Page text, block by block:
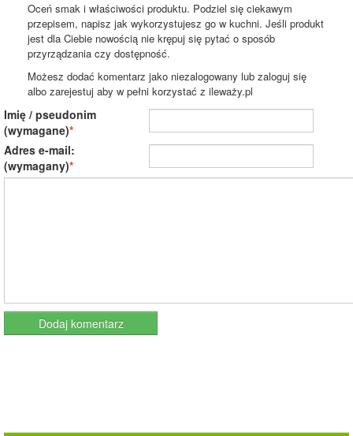
Oceń smak i właściwości produktu. Podziel się ciekawym
przepisem, napisz jak wykorzystujesz go w kuchni. Jeśli produkt
jest dla Ciebie nowością nie krępuj się pytać o sposób
przyrządzania czy dostępność.
Możesz dodać komentarz jako niezalogowany lub zaloguj się
albo zarejestuj aby w pełni korzystać z ileważy.pl
Imię / pseudonim
(wymagane)
Adres e-mail:
(wymagany)